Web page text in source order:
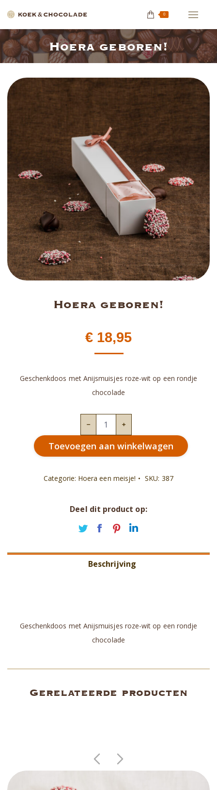
0
Hoera geboren!
Je bent hier:
Hoera geboren!
€18,95
Geschenkdoos met Anijsmuisjes roze-wit op een rondje
chocolade
geboren!
aantal
Toevoegen aan winkelwagen
Categorie: Hoera een meisje! SKU: 387
Deel dit product op:
Deel
Twitter
Deel
Facebook
Deel
Pinterest
LinkedIn
Beschrijving
Geschenkdoos met Anijsmuisjes roze-wit op een rondje
chocolade
Gerelateerde producten